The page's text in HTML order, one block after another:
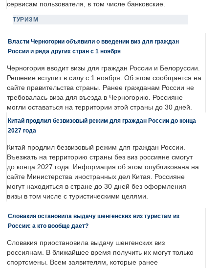
сервисам пользователя, в том числе банковские.
ТУРИЗМ
Власти Черногории объявили о введении виз для граждан
России и ряда других стран с 1 ноября
Черногория вводит визы для граждан России и Белоруссии.
Решение вступит в силу с 1 ноября. Об этом сообщается на
сайте правительства страны. Ранее гражданам России не
требовалась виза для въезда в Черногорию. Россияне
могли оставаться на территории этой страны до 30 дней.
Китай продлил безвизовый режим для граждан России до конца
2027 года
Китай продлил безвизовый режим для граждан России.
Въезжать на территорию страны без виз россияне смогут
до конца 2027 года. Информация об этом опубликована на
сайте Министерства иностранных дел Китая. Россияне
могут находиться в стране до 30 дней без оформления
визы в том числе с туристическими целями.
Словакия остановила выдачу шенгенских виз туристам из
России: а кто вообще дает?
Словакия приостановила выдачу шенгенских виз
россиянам. В ближайшее время получить их могут только
спортсмены. Всем заявителям, которые ранее